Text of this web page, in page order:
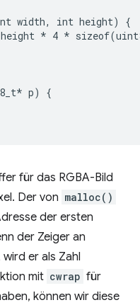
width, int height) {
* 4 *
p) {
für das RGBA-Bild
Der von malloc()
der ersten
der Zeiger an
er als Zahl
mit cwrap für
können wir diese